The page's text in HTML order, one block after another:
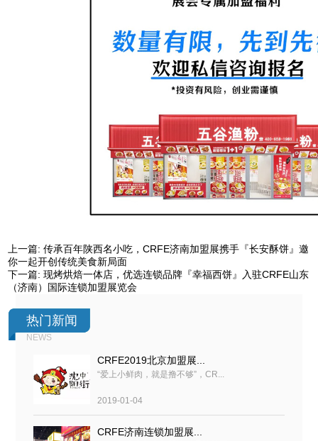
上一篇:传承百年陕西名小吃，CRFE济南加盟展携手『长安酥饼』邀
你一起开创传统美食新局面
下一篇:现烤烘焙一体店，优选连锁品牌『幸福西饼』入驻CRFE山东
（济南）国际连锁加盟展览会
热门新闻
NEWS
CRFE2019北京加盟展...
“爱上小鲜肉，就是撸不够”，CR...
2019-01-04
CRFE济南连锁加盟展...